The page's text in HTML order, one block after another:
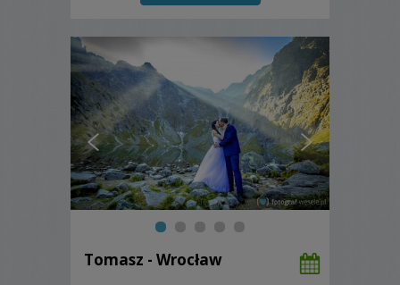
Tomasz - Wrocław